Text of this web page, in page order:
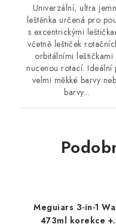
Univerzální, ultra
leštěnka určená pro
s excentrickými
včetně leštiček
orbitálními leštičkami
nucenou rotací. Ideální
velmi měkké barvy
barvy...
Meguiars 3-in-1
473ml korekce +